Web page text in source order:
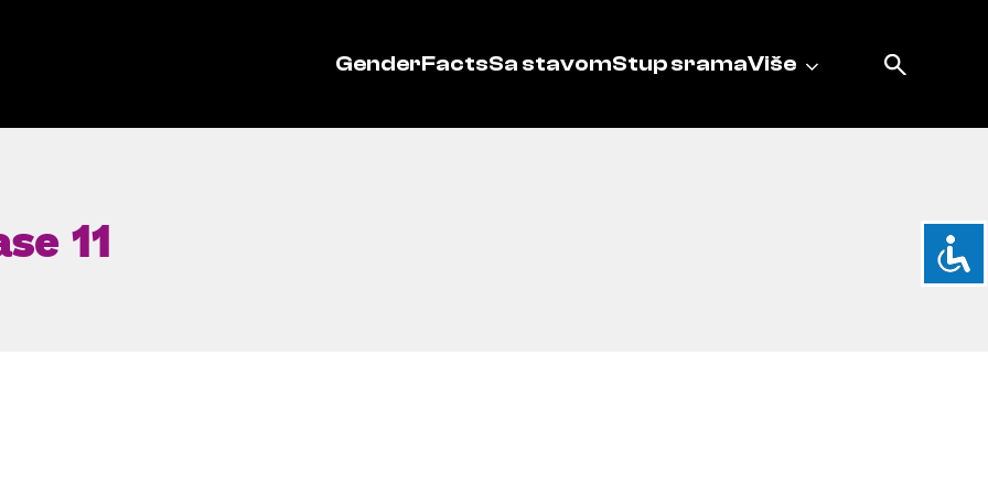
GenderFactsSa stavomStup sramaViše
11